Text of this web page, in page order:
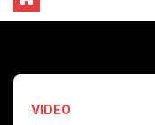
VIDEO